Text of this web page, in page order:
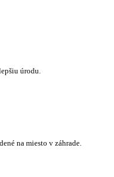
úrodu.
na miesto v záhrade.